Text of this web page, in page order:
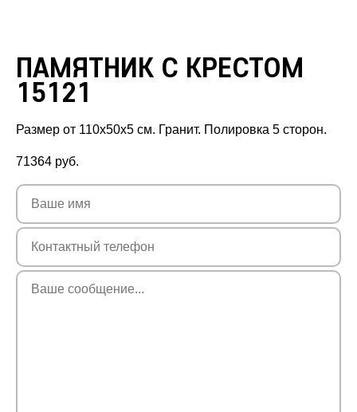
ПАМЯТНИК С КРЕСТОМ
15121
Размер от 110х50х5 см. Гранит. Полировка 5 сторон.
71364 руб.